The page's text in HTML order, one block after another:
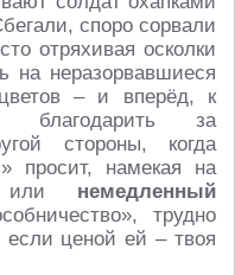
споро сорвали
отряхивая осколки
на неразорвавшиеся
– и вперёд, к
благодарить за
стороны, когда
просит, намекая на
или немедленный
трудно
если ценой ей – твоя